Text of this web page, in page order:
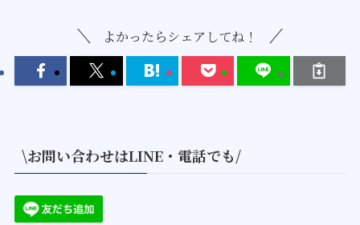
よかったらシェアしてね！
\お問い合わせはLINE・電話でも/